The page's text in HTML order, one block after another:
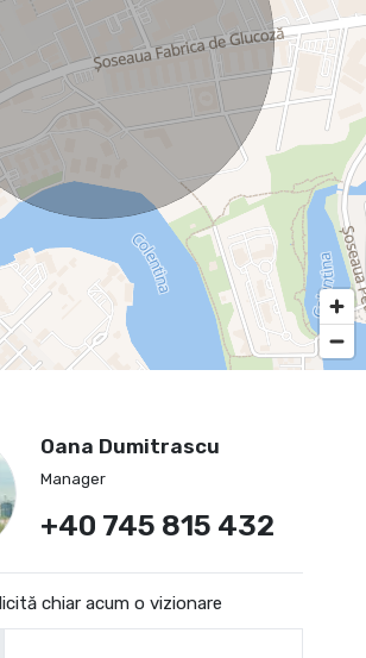
Oana Dumitrascu
Manager
+40 745 815 432
chiar acum o vizionare